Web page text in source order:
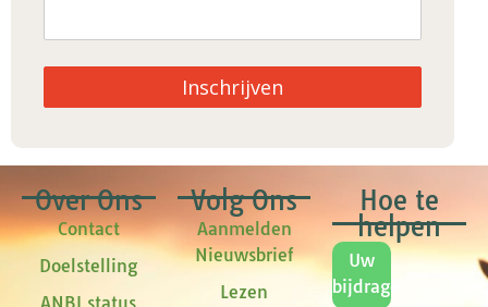
Inschrijven
Over Ons
Contact
Doelstelling
Volg Ons
Aanmelden
Nieuwsbrief
Lezen
Hoe te
helpen
Uw
bijdrage